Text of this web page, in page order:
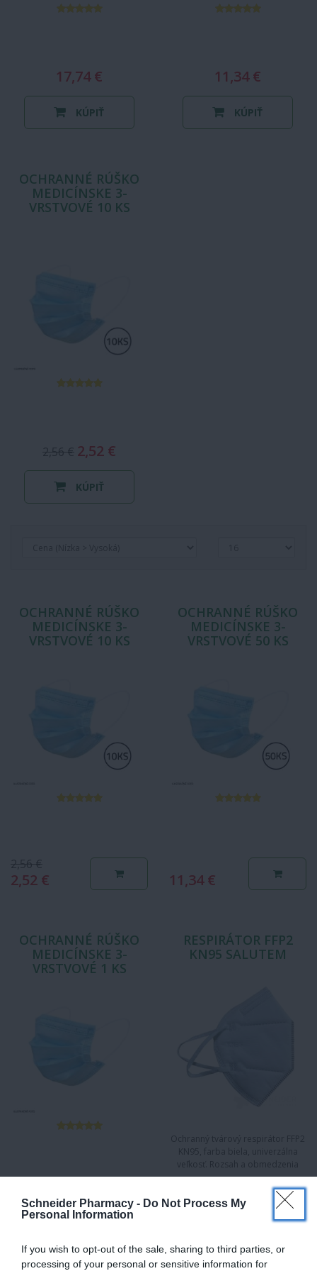
Schneider Pharmacy - Do Not Process My
Personal Information
If you wish to opt-out of the sale, sharing to third parties, or
processing of your personal or sensitive information for
17,74 €
KÚPIŤ
11,34 €
KÚPIŤ
OCHRANNÉ RÚŠKO
MEDICÍNSKE 3-
VRSTVOVÉ 10 KS
2,52 €
KÚPIŤ
OCHRANNÉ RÚŠKO
MEDICÍNSKE 3-
VRSTVOVÉ 10 KS
2,52 €
OCHRANNÉ RÚŠKO
MEDICÍNSKE 3-
VRSTVOVÉ 50 KS
11,34 €
OCHRANNÉ RÚŠKO
MEDICÍNSKE 3-
VRSTVOVÉ 1 KS
17,74 €
RESPIRÁTOR FFP2
KN95 SALUTEM
veľkosť. Rozsah a obmedzenia
aplikácie: Vhodné pre…
RESPIRÁTOR KN95 RENMED OCHRANNÉ